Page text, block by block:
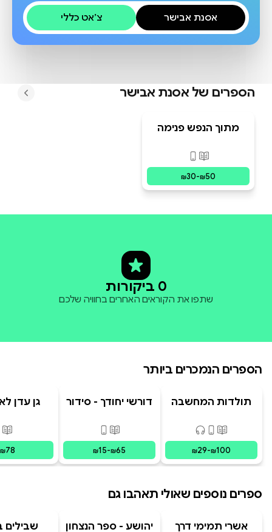
אסנת אבישר צ׳אט כללי
הספרים של אסנת אבישר
מתוך הנפש פנימה
פורמטים זמינים
₪30-₪50
0 ביקורות
שתפו את הקוראים האחרים בחוויה שלכם
הספרים הנמכרים ביותר
תולדות המחשבה
פורמטים זמינים
מודפס, דיגיטלי, קולי
₪29-₪100
דורשי יחודך - סידור
פורמטים זמינים
מודפס,
₪15-₪65
גן עדן
₪78
ספרים נוספים שאולי תאהבו גם
אשרי תמימי דרך יהושע - ספר הנצחון שבילים